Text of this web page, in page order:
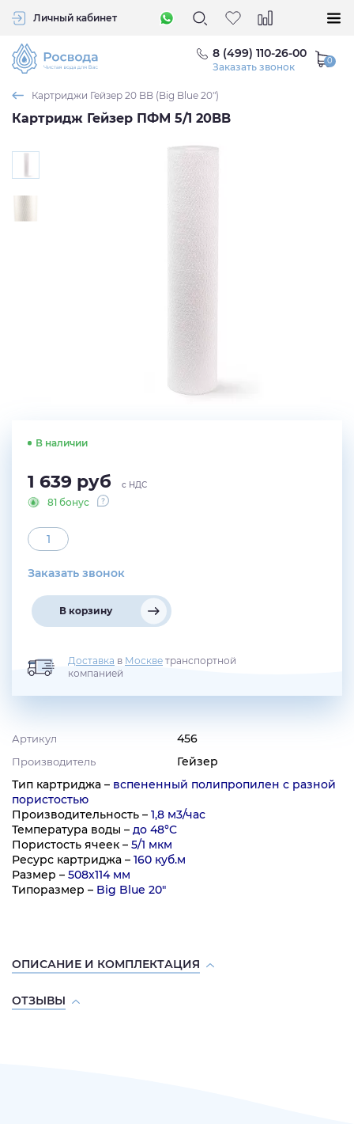
Личный кабинет
8 (499) 110-26-00
Заказать звонок
Картриджи Гейзер 20 BB (Big Blue 20")
Картридж Гейзер ПФМ 5/1 20BB
Артикул 456
Производитель
Гейзер
Тип картриджа – вспененный полипропилен с разной
пористостью
Производительность – 1,8 м3/час
Температура воды – до 48°C
Пористость ячеек – 5/1 мкм
Ресурс картриджа – 160 куб.м
Размер – 508х114 мм
Типоразмер – Big Blue 20"
В наличии
1 639 руб с НДС
81 бонус
Заказать звонок
В корзину
Доставка в Москве транспортной
компанией
ОПИСАНИЕ И КОМПЛЕКТАЦИЯ
ОТЗЫВЫ